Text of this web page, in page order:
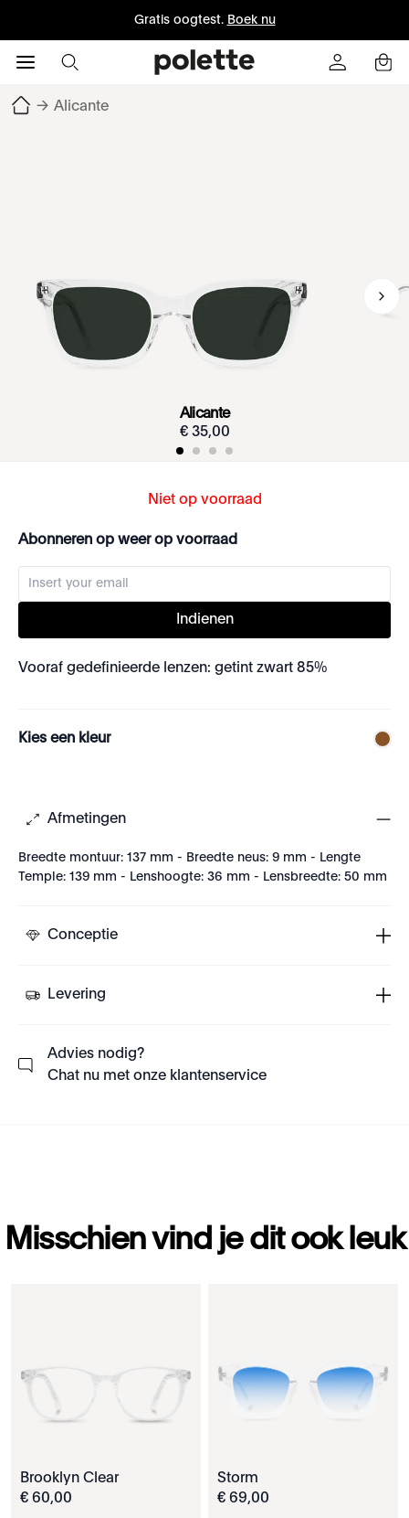
Gratis oogtest. Boek nu
→ Alicante
Alicante
€ 35,00
Niet op voorraad
Abonneren op weer op voorraad
Indienen
Vooraf gedefinieerde lenzen: getint zwart 85%
Kies een kleur
Afmetingen
Breedte montuur: 137 mm - Breedte neus: 9 mm - Lengte
Temple: 139 mm - Lenshoogte: 36 mm - Lensbreedte: 50 mm
Conceptie
Levering
Advies nodig?
Chat nu met onze klantenservice
Misschien vind je dit ook leuk
Brooklyn Clear
€ 60,00
Storm
€ 69,00